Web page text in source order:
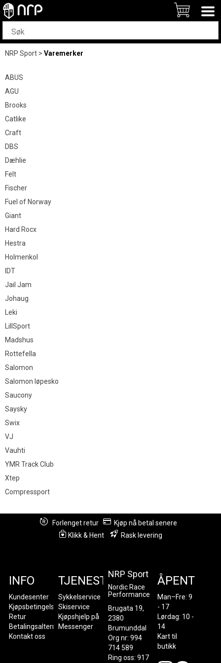
NRP Sport>Varemerker
ABUS
AGU
Brooks
Catlike
Craft
DBS
Dæhlie
Felt
Fischer
Fuel of Norway
Giant
Hard Rocx
Hestra
Holmenkol
IDT
Jail Jam
Johaug
Leki
LillSport
Madshus
Rottefella
Salomon
Salomon løpesko
Saucony
Saysky
Swix
VJ
Vauhti
YMR Track Club
Xtep
Compressport
Forlenget retur
Kjøp nå betal senere
Klikk & Hent
Rask levering
INFO
Kundesenter
Kjøpsbetingelser
Retur
Betalingsalternativer
Kontakt oss
TJENESTER
Sykkelservice
Skiservice
Kjøpshjelp på
Messenger
NRP Sport
Nordic Race
Performance
Brugata 19,
2380
Brumunddal
Org nr: 994
714 589
Ring oss: 917
ÅPENT
Man–Fre: 9
- 17
Lørdag: 10 -
14
Kart til
butikk